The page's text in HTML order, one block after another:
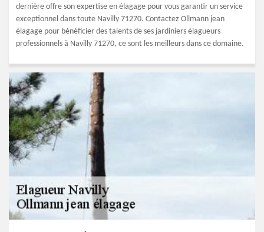
dernière offre son expertise en élagage pour vous garantir un service
exceptionnel dans toute Navilly 71270. Contactez Ollmann jean
élagage pour bénéficier des talents de ses jardiniers élagueurs
professionnels à Navilly 71270, ce sont les meilleurs dans ce domaine.